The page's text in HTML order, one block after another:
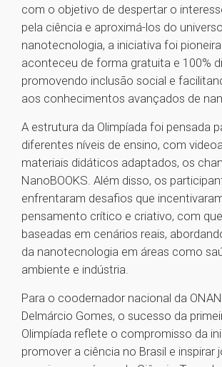
com o objetivo de despertar o
pela ciência e aproximá-los do
nanotecnologia, a iniciativa foi
aconteceu de forma gratuita e 100%
promovendo inclusão social e
aos conhecimentos avançados de
A estrutura da Olimpíada foi pensada
diferentes níveis de ensino, com
materiais didáticos adaptados, os
NanoBOOKS. Além disso, os
enfrentaram desafios que
pensamento crítico e criativo, com
baseadas em cenários reais,
da nanotecnologia em áreas como
ambiente e indústria.
Para o coodernador nacional da
Delmárcio Gomes, o sucesso da
Olimpíada reflete o compromisso da
promover a ciência no Brasil e inspirar